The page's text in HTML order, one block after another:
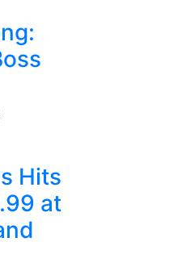
Hits
at